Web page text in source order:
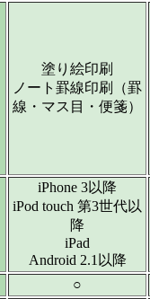
塗り絵印刷
ノート罫線印刷（罫
線・マス目・便箋）
iPhone 3以降
iPod touch 第3世代以
降
iPad
Android 2.1以降
○